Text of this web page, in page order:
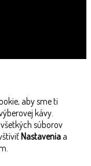
aby sme ti
kávy.
súborov
Nastavenia a